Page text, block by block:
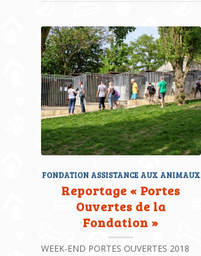
FONDATION ASSISTANCE AUX ANIMAUX
Reportage « Portes
Ouvertes de la
Fondation »
WEEK-END PORTES OUVERTES 2018